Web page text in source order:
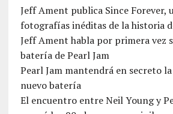
Jeff Ament publica Since Forever,
fotografías inéditas de la historia
Jeff Ament habla por primera vez
batería de Pearl Jam
Pearl Jam mantendrá en secreto
nuevo batería
El encuentro entre Neil Young y